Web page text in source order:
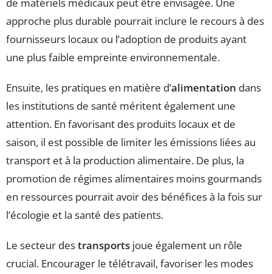
de matériels médicaux peut être envisagée. Une
approche plus durable pourrait inclure le recours à des
fournisseurs locaux ou l’adoption de produits ayant
une plus faible empreinte environnementale.
Ensuite, les pratiques en matière d’alimentation dans
les institutions de santé méritent également une
attention. En favorisant des produits locaux et de
saison, il est possible de limiter les émissions liées au
transport et à la production alimentaire. De plus, la
promotion de régimes alimentaires moins gourmands
en ressources pourrait avoir des bénéfices à la fois sur
l’écologie et la santé des patients.
Le secteur destransports joue également un rôle
crucial. Encourager le télétravail, favoriser les modes